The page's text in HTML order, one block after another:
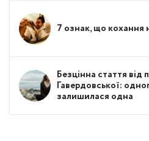
7 ознак, що кохання
Безцінна стаття від
Гавердовської:
залишилася одна